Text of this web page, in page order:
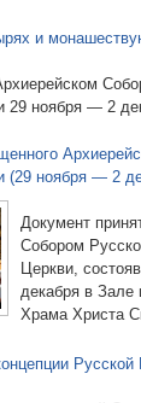
и
29 ноября — 2
(29 ноября — 2
Документ
Собором
Церкви,
декабря в Зале
Храма Христа